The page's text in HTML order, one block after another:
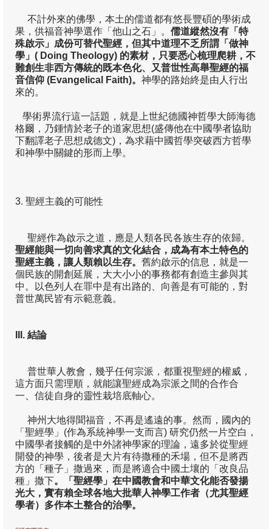
不計外來的佛學，本土的儒道都有悠長豐碩的學術成
果，供福音神學選作「他山之石」。 儒道縱然沒有「特
殊啟示」成份可替代聖經，但其中道理不乏所謂「做神
學」 ( Doing Theology) 的素材，只要悉心梳理爬耕，不
難創生非西方傳統的既本色化、又普世性高舉聖經的福
音信仰 (Evangelical Faith)。 神學的路始終是由人行出
來的。
學術界流行這一話題，就是上世紀德國神哲學大師海德
格爾，乃鍾情於老子的道家思想(盛傳他在中國學者協助
下翻譯老子思想成德文)，為求藉中國哲學突破西方哲學
和神學中關鍵的形而上學。
3. 聖經主義的可能性
聖經作為啟示之道，應是人類各民各族生存的依歸。
聖經能與一切向善求真的文化結合，成為有本土特色的
聖經主義，讓人類賴以生存。 舊約啟示的信息，就是一
個民族的開創延展，大大小小的事務都有創造主參與其
中。以色列人在罪中是有出路的、向善是有可能的，對
普世萬民皆有示範意義。
III. 結論
普世華人教會，幾乎任何宗派，都重視聖經的權威，
這方面只需理順，就能讓聖經成為宗派之間的合作合
一、信徒自身的靈性栽培底軸心。
神州大地得聞福音，不再是遙遠的事。然而，國內的
「聖經學」(作為系統神學一支而言) 研究仍然一片空白，
中國學者接觸的是中外諸神學家的理論，遠多於從聖經
開發的神學，後者是大片有待撒種的禾場，但不是將西
方的「種子」撒過來，而是將適合中國土壤的「改良品
種」撒下。「聖經學」在中國教會和中華文化能否發揚
光大，實有賴全球各地大批華人神學工作者（尤其聖經
學者）多作本土整合的治學。